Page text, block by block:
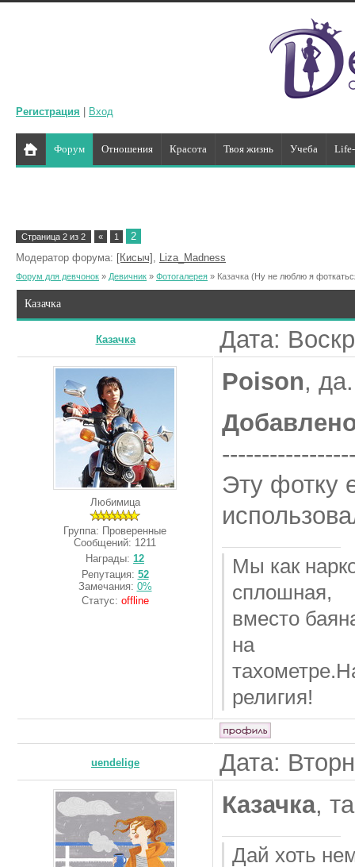
Регистрация Вход
Форум Отношения Красота Твоя жизнь Учеба
Страница 2 из 2 « 1
2
Модератор форума: [Кисыч] , Liza_Madness
Форум для девчонок » Девичник » Фотогалерея » Казачка (Ну не люблю я
Казачка
Казачка Дата:
Любимица
Группа: Проверенные
Сообщений: 1211
Награды: 12
Репутация: 52
Замечания: 0%
Статус: offline
Poison, да.
Эту фотку
Мы как
сплошная,
вместо
на
религия!
uendelige Дата:
Казачка,
Дай хоть